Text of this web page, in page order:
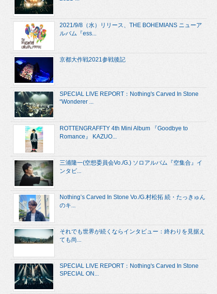
2021/9/8（水）リリース、THE BOHEMIANS ニューア
ルバム『ess...
京都大作戦2021参戦後記
SPECIAL LIVE REPORT：Nothing's Carved In Stone
“Wonderer ...
ROTTENGRAFFTY 4th Mini Album 『Goodbye to
Romance』 KAZUO...
三浦隆一(空想委員会Vo./G.) ソロアルバム『空集合』イ
ンタビ...
Nothing’s Carved In Stone Vo./G.村松拓 続・たっきゅん
のキ...
それでも世界が続くならインタビュー：終わりを見据え
ても尚...
SPECIAL LIVE REPORT：Nothing's Carved In Stone
SPECIAL ON...